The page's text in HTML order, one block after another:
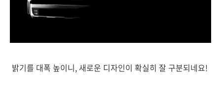
밝기를 대폭 높이니, 새로운 디자인이 확실히 잘 구분되네요!